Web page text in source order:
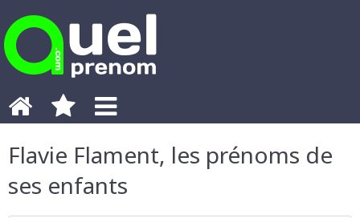
Flavie Flament, les prénoms de
ses enfants